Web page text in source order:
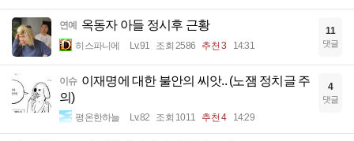
연예 옥동자 아들 정시후 근황
히스파니에 Lv.91 조회 2586 추천 3 14:31
11
댓글
이슈 이재명에 대한 불안의 씨앗.. (노잼 정치글 주
의)
평온한하늘 Lv.82 조회 1011 추천 4 14:29
4
댓글